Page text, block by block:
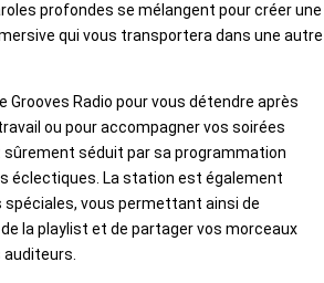
profondes se mélangent pour créer une
qui vous transportera dans une autre
Grooves Radio pour vous détendre après
ou pour accompagner vos soirées
séduit par sa programmation
éclectiques. La station est également
spéciales, vous permettant ainsi de
la playlist et de partager vos morceaux